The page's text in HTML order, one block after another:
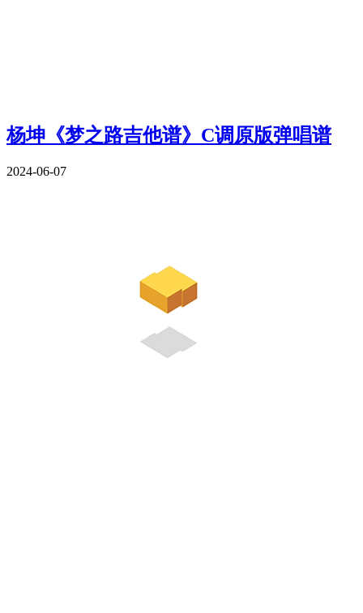
杨坤《梦之路吉他谱》C调原版弹唱谱
2024-06-07